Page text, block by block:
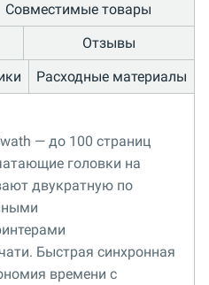
Совместимые товары
Отзывы
Расходные материалы
— до 100 страниц
головки на
двукратную по
Быстрая синхронная
времени с